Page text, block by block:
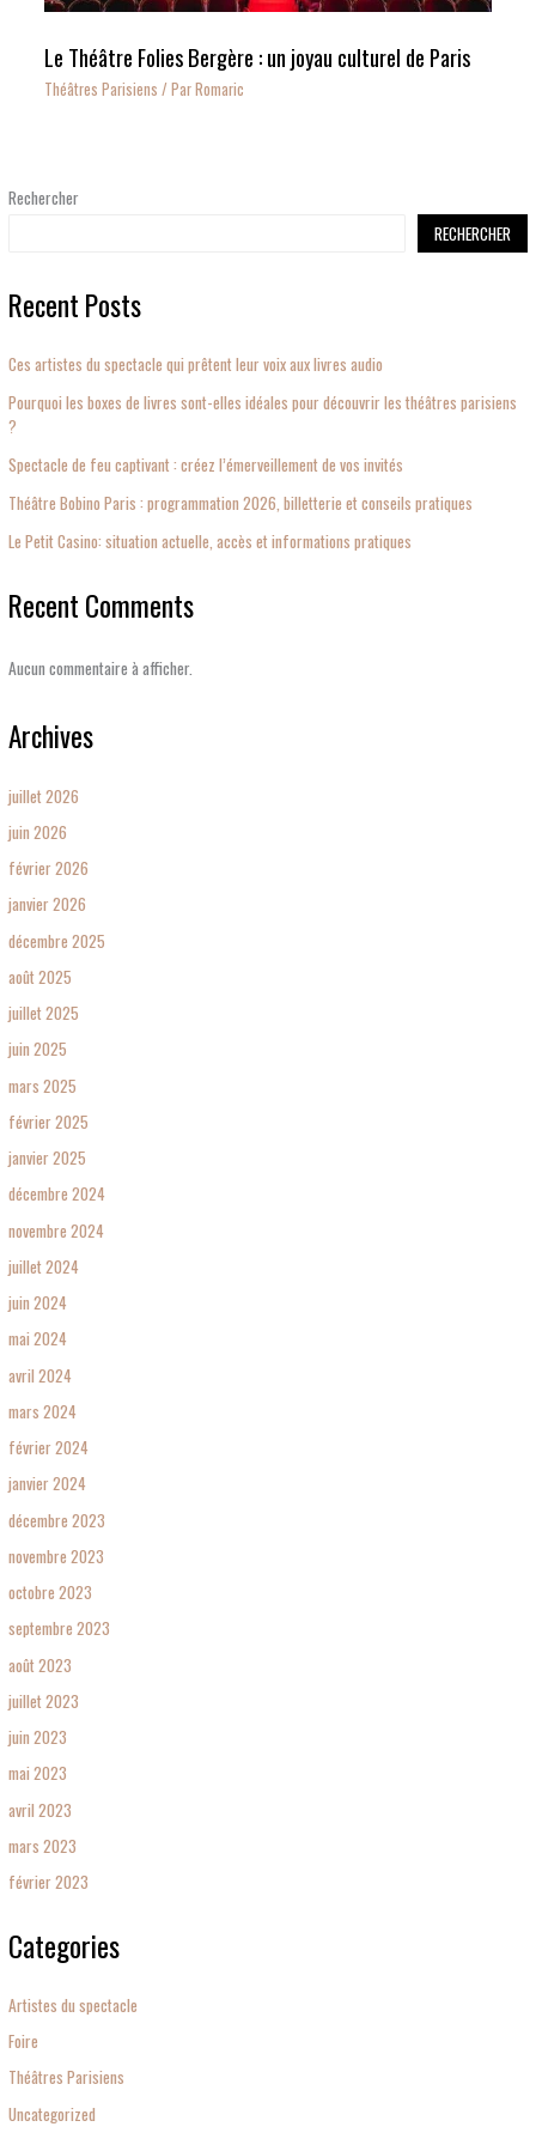
Le Théâtre Folies Bergère : un joyau culturel de Paris
Théâtres Parisiens / ParRomaric
Rechercher
RECHERCHER
Recent Posts
Ces artistes du spectacle qui prêtent leur voix aux livres audio
Pourquoi les boxes de livres sont-elles idéales pour découvrir les théâtres parisiens
?
Spectacle de feu captivant : créez l’émerveillement de vos invités
Théâtre Bobino Paris : programmation 2026, billetterie et conseils pratiques
Le Petit Casino: situation actuelle, accès et informations pratiques
Recent Comments
Aucun commentaire à afficher.
Archives
juillet 2026
juin 2026
février 2026
janvier 2026
décembre 2025
août 2025
juillet 2025
juin 2025
mars 2025
février 2025
janvier 2025
décembre 2024
novembre 2024
juillet 2024
juin 2024
mai 2024
avril 2024
mars 2024
février 2024
janvier 2024
décembre 2023
novembre 2023
octobre 2023
septembre 2023
août 2023
juillet 2023
juin 2023
mai 2023
avril 2023
mars 2023
février 2023
Categories
Artistes du spectacle
Foire
Théâtres Parisiens
Uncategorized